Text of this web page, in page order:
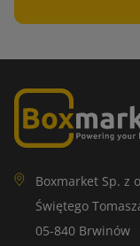
Boxmarket Sp. z
Świętego
05-840 Brwinów